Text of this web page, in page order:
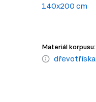
140x200 cm
Materiál korpusu:
dřevotříska